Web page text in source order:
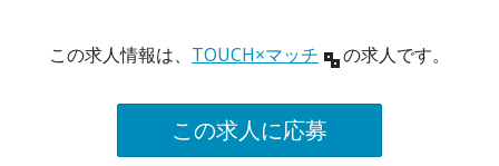
この求人情報は、 TOUCH×マッチ の求人です。
この求人に応募